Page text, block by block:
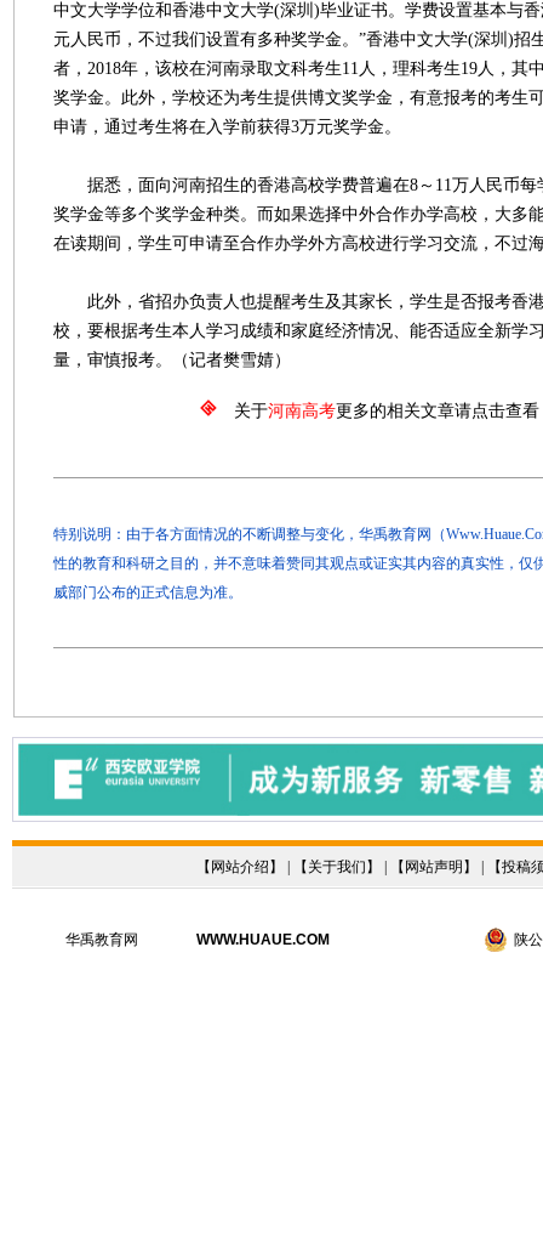
中文大学学位和香港中文大学(深圳)毕业证书。学费设置基本与
元人民币，不过我们设置有多种奖学金。”香港中文大学(深圳)招
者，2018年，该校在河南录取文科考生11人，理科考生19人，其
奖学金。此外，学校还为考生提供博文奖学金，有意报考的考生
申请，通过考生将在入学前获得3万元奖学金。
据悉，面向河南招生的香港高校学费普遍在8～11万人民币每
奖学金等多个奖学金种类。而如果选择中外合作办学高校，大多
在读期间，学生可申请至合作办学外方高校进行学习交流，不过
此外，省招办负责人也提醒考生及其家长，学生是否报考香
校，要根据考生本人学习成绩和家庭经济情况、能否适应全新学
量，审慎报考。（记者樊雪婧）
关于河南高考更多的相关文章请点击查看
特别说明：由于各方面情况的不断调整与变化，华禹教育网（
性的教育和科研之目的，并不意味着赞同其观点或证实其内容的真实性，仅
威部门公布的正式信息为准。
【 网站介绍 】 | 【 关于我们 】 | 【 网站声明 】 | 【投稿
华禹教育网 WWW.HUAUE.COM 陕